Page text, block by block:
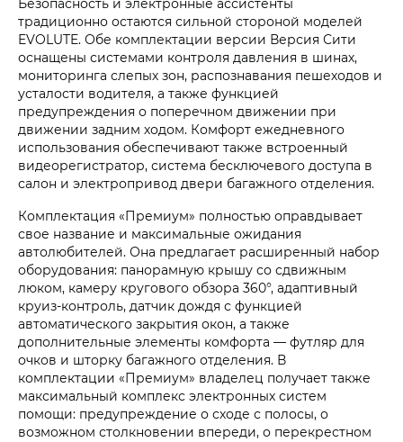
традиционно остаются сильной стороной моделей
EVOLUTE. Обе комплектации версии Версия Сити
оснащены системами контроля давления в шинах,
мониторинга слепых зон, распознавания пешеходов и
усталости водителя, а также функцией
предупреждения о поперечном движении при
движении задним ходом. Комфорт ежедневного
использования обеспечивают также встроенный
видеорегистратор, система бесключевого доступа в
салон и электропривод двери багажного отделения.
Комплектация «Премиум» полностью оправдывает
свое название и максимальные ожидания
автолюбителей. Она предлагает расширенный набор
оборудования: панорамную крышу со сдвижным
люком, камеру кругового обзора 360°, адаптивный
круиз-контроль, датчик дождя с функцией
автоматического закрытия окон, а также
дополнительные элементы комфорта — футляр для
очков и шторку багажного отделения. В
комплектации «Премиум» владелец получает также
максимальный комплекс электронных систем
помощи: предупреждение о сходе с полосы, о
возможном столкновении впереди, о перекрестном